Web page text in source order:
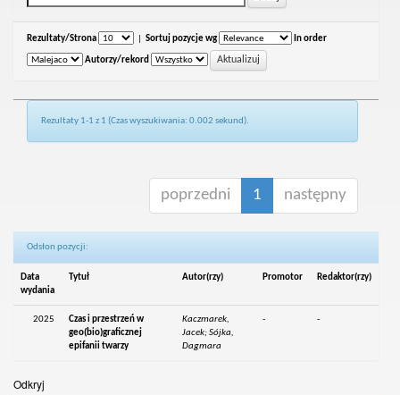
Rezultaty/Strona Sortuj pozycje wg In order
Autorzy/rekord
Rezultaty 1-1 z 1 (Czas wyszukiwania: 0.002 sekund).
poprzedni 1 następny
Odsłon pozycji:
Data
wydania
Tytuł Autor(rzy) Promotor Redaktor(rzy)
2025
Czas i przestrzeń w
geo(bio)graficznej
epifanii twarzy
Kaczmarek,
Jacek; Sójka,
Dagmara
- -
Odkryj